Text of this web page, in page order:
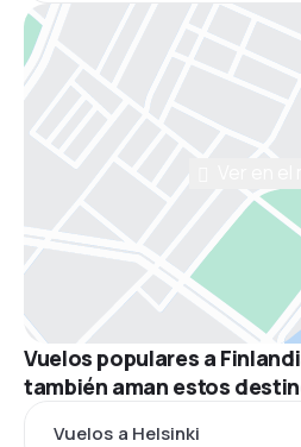
Vuelos populares a
también aman estos
Vuelos a Helsinki